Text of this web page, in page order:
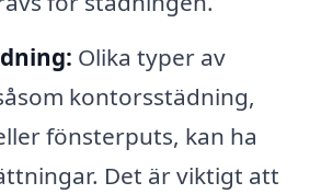
Olika typer av
kontorsstädning,
fönsterputs, kan ha
Det är viktigt att